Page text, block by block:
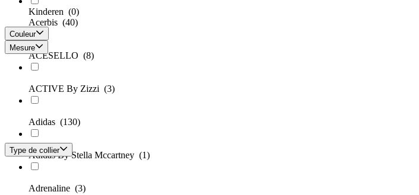
Acerbis (40)
ACESELLO (8)
ACTIVE By Zizzi (3)
Adidas (130)
Adidas By Stella Mccartney (1)
Adrenaline (3)
Kinderen (0)
Couleur
Mesure
Type de collier